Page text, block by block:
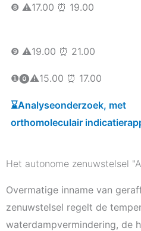
❽ ⚠️17.00 ⏰ 19.00
❾ ⚠️19.00 ⏰ 21.00
❶⓿⚠️15.00 ⏰ 17.00
⌛️Analyseonderzoek, met
orthomoleculair
Het autonome zenuwstelsel
Overmatige inname van
zenuwstelsel regelt de
waterdampvermindering, de